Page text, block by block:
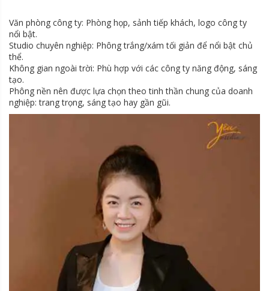
Văn phòng công ty: Phòng họp, sảnh tiếp khách, logo công ty
nổi bật.
Studio chuyên nghiệp: Phông trắng/xám tối giản để nổi bật chủ
thể.
Không gian ngoài trời: Phù hợp với các công ty năng động, sáng
tạo.
Phông nền nên được lựa chọn theo tinh thần chung của doanh
nghiệp: trang trọng, sáng tạo hay gần gũi.